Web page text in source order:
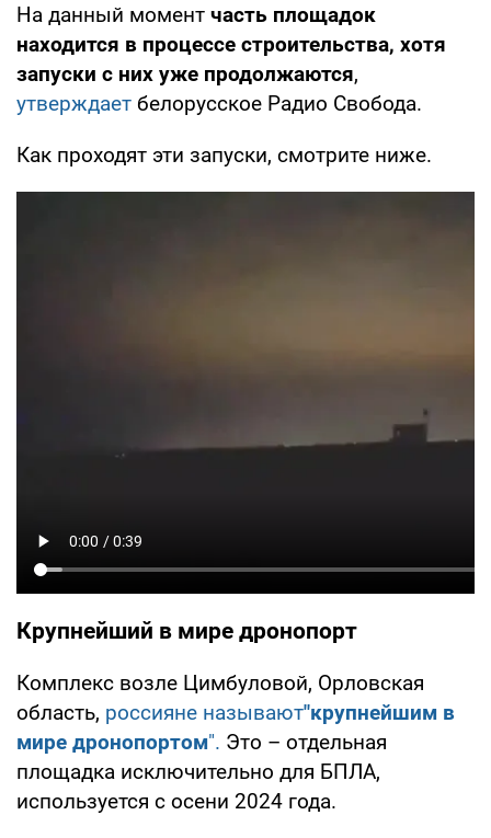
На данный момент часть площадок
находится в процессе строительства, хотя
запуски с них уже продолжаются,
утверждает белорусское Радио Свобода.
Как проходят эти запуски, смотрите ниже.
Крупнейший в мире дронопорт
Комплекс возле Цимбуловой, Орловская
область, россияне называют"крупнейшим в
мире дронопортом". Это – отдельная
площадка исключительно для БПЛА,
используется с осени 2024 года.